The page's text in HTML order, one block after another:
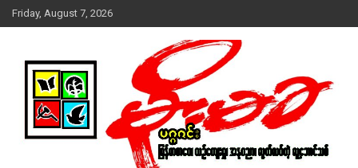
Skip
to
Friday, August 7, 2026